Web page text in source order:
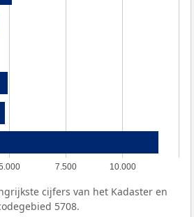
7.500 10.000
cijfers van het Kadaster en
5708.